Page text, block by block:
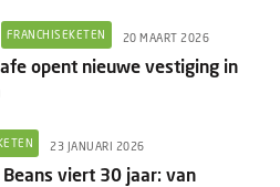
FRANCHISEKETEN 20 MAART 2026
opent nieuwe vestiging in
23 JANUARI 2026
Beans viert 30 jaar: van